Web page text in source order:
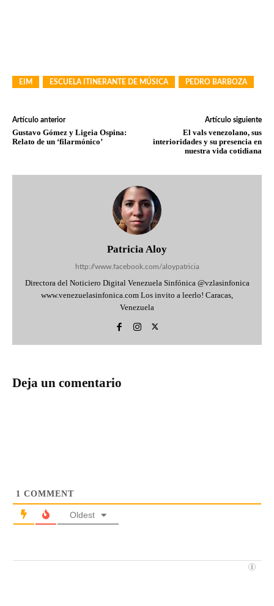
EIM ESCUELA ITINERANTE DE MÚSICA PEDRO BARBOZA
Artículo anterior
Gustavo Gómez y Ligeia Ospina:
Relato de un ‘filarmónico’
Artículo siguiente
El vals venezolano, sus
interioridades y su presencia en
nuestra vida cotidiana
Patricia Aloy
http://www.facebook.com/aloypatricia
Directora del Noticiero Digital Venezuela Sinfónica @vzlasinfonica
www.venezuelasinfonica.com Los invito a leerlo! Caracas,
Venezuela
Deja un comentario
1 COMMENT
Oldest